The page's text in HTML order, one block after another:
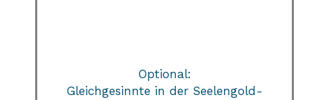
Optional:
Gleichgesinnte in der Seelengold-